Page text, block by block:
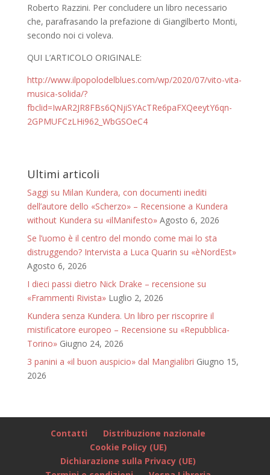
Roberto Razzini. Per concludere un libro necessario
che, parafrasando la prefazione di Giangilberto Monti,
secondo noi ci voleva.
QUI L’ARTICOLO ORIGINALE:
http://www.ilpopolodelblues.com/wp/2020/07/vito-vita-
musica-solida/?
fbclid=IwAR2JR8FBs6QNjiSYAcTRe6paFXQeeytY6qn-
2GPMUFCzLHi962_WbGSOeC4
Ultimi articoli
Saggi su Milan Kundera, con documenti inediti
dell’autore dello «Scherzo» – Recensione a Kundera
without Kundera su «ilManifesto» Agosto 6, 2026
Se l’uomo è il centro del mondo come mai lo sta
distruggendo? Intervista a Luca Quarin su «èNordEst»
Agosto 6, 2026
I dieci passi dietro Nick Drake – recensione su
«Frammenti Rivista» Luglio 2, 2026
Kundera senza Kundera. Un libro per riscoprire il
mistificatore europeo – Recensione su «Repubblica-
Torino» Giugno 24, 2026
3 panini a «il buon auspicio» dal Mangialibri Giugno 15,
2026
Contatti
Distribuzione nazionale
Cookie Policy (UE)
Dichiarazione sulla Privacy (UE)